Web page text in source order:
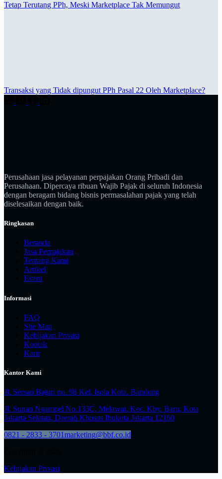
Tetap Terutang PPh, Meski Marketplace Tak Memungut
Transaksi yang Tidak dipungut PPh Pasal 22 Oleh Marketplace?
Perusahaan jasa pelayanan perpajakan Orang Pribadi dan
Perusahaan. Dipercaya ribuan Wajib Pajak di seluruh Indonesia
dengan beragam bidang bisnis permasalahan pajak yang telah
diselesaikan dengan baik.
Ringkasan
Beranda
Jasa Perpajakan
Tentang Kami
Artikel
Event
Informasi
FAQ
Site Map
Kebijakan Privasi
Kontak
Karir
Kantor Kami
Jl. Sersan Bajuri no. 98 Kel. Isola Kota. Bandung
Jl. Sunan Ngampel No.133C, Melawai, Kec. Kby. Baru, Kota
Jakarta Selatan, Daerah Khusus Ibukota Jakarta 12160
0821 - 2833 - 3701marketing@bbf.co.id
Kebijakan Privasi